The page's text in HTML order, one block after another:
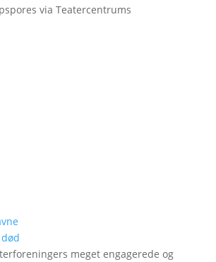
via Teatercentrums
meget engagerede og